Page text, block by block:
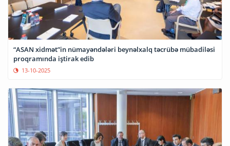
“ASAN xidmət”in nümayəndələri beynəlxalq təcrübə mübadiləsi
proqramında iştirak edib
13-10-2025